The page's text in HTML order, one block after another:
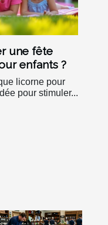
une fête
enfants ?
licorne pour
pour stimuler...